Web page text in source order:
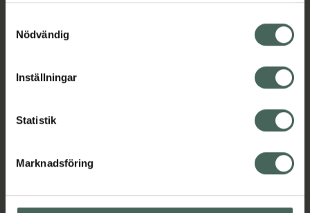
återkalla ditt samtycke via webbplatsens
cookieinställningar. Ett återkallat samtycke påverkar inte
lagligheten av behandling som skett innan återkallelsen.
Nödvändig
Inställningar
Statistik
Marknadsföring
Kategorier:
Exfoliering för ansiktet
Innehåll Visa
Instruktioner Visa